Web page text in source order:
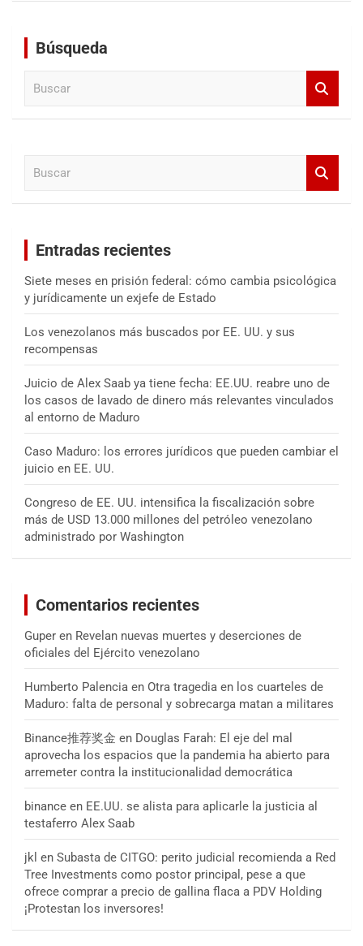
Búsqueda
Entradas recientes
Siete meses en prisión federal: cómo cambia psicológica
y jurídicamente un exjefe de Estado
Los venezolanos más buscados por EE. UU. y sus
recompensas
Juicio de Alex Saab ya tiene fecha: EE.UU. reabre uno de
los casos de lavado de dinero más relevantes vinculados
al entorno de Maduro
Caso Maduro: los errores jurídicos que pueden cambiar el
juicio en EE. UU.
Congreso de EE. UU. intensifica la fiscalización sobre
más de USD 13.000 millones del petróleo venezolano
administrado por Washington
Comentarios recientes
Guper en Revelan nuevas muertes y deserciones de
oficiales del Ejército venezolano
Humberto Palencia en Otra tragedia en los cuarteles de
Maduro: falta de personal y sobrecarga matan a militares
Binance推荐奖金 en Douglas Farah: El eje del mal
aprovecha los espacios que la pandemia ha abierto para
arremeter contra la institucionalidad democrática
binance en EE.UU. se alista para aplicarle la justicia al
testaferro Alex Saab
jkl en Subasta de CITGO: perito judicial recomienda a Red
Tree Investments como postor principal, pese a que
ofrece comprar a precio de gallina flaca a PDV Holding
¡Protestan los inversores!